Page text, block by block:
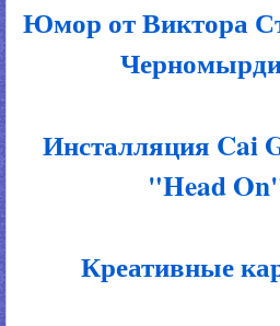
Юмор от Виктора
Инсталляция Cai
"Head
Креативные